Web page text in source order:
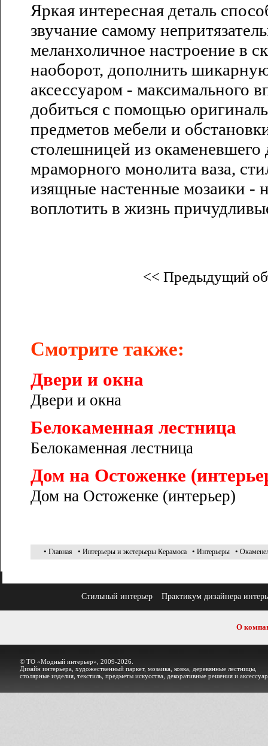
Яркая интересная деталь
звучание самому
меланхоличное настроение в
наоборот, дополнить
аксессуаром - максимального
добиться с помощью
предметов мебели и
столешницей из окаменевшего
мраморного монолита ваза,
изящные настенные мозаики -
воплотить в жизнь
<< Предыдущий
Смотрите также:
Двери и окна
Двери и окна
Белокаменная лестница
Белокаменная лестница
Дом на Остоженке
Дом на Остоженке (интерьер)
• Главная • Интерьеры и экстерьеры Керамоса • Интерьеры •
Стильный интерьер Практикум дизайнера
О
© ТО «Модный интерьер», 2009-2026.
Дизайн интерьера, художественный паркет, мозаика, ковка, деревянные лестницы,
столярные изделия, текстиль, предметы искусства, декоративные решения и